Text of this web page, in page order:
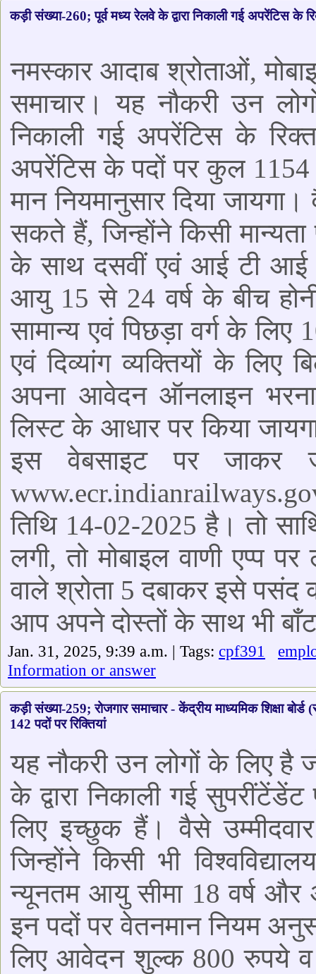
कड़ी संख्या-260; पूर्व मध्य रेलवे के द्वारा निकाली गई अपरेंटिस के
नमस्कार आदाब श्रोताओं,
समाचार। यह नौकरी उन
निकाली गई अपरेंटिस के
अपरेंटिस के पदों पर कुल 1154
मान नियमानुसार दिया
सकते हैं, जिन्होंने किसी मान्यता
के साथ दसवीं एवं आई टी आई
आयु 15 से 24 वर्ष के बीच
सामान्य एवं पिछड़ा वर्ग के
एवं दिव्यांग व्यक्तियों के लिए
अपना आवेदन ऑनलाइन
लिस्ट के आधार पर किया
इस वेबसाइट पर जाकर
तिथि 14-02-2025 है। तो
लगी, तो मोबाइल वाणी एप्प
वाले श्रोता 5 दबाकर इसे
आप अपने दोस्तों के साथ भी
Jan. 31, 2025, 9:39 a.m. | Tags: cpf391
Information or answer
कड़ी संख्या-259; रोजगार समाचार - केंद्रीय माध्यमिक शिक्षा
142 पदों पर रिक्तियां
यह नौकरी उन लोगों के लिए है
के द्वारा निकाली गई
लिए इच्छुक हैं। वैसे
जिन्होंने किसी भी
न्यूनतम आयु सीमा 18 वर्ष और
इन पदों पर वेतनमान नियम
लिए आवेदन शुल्क 800 रुपये